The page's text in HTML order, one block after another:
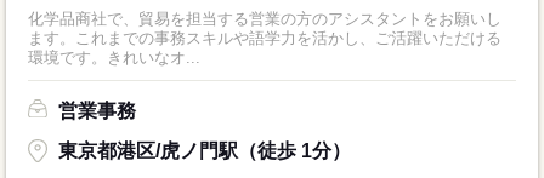
化学品商社で、貿易を担当する営業の方のアシスタントをお願いし
ます。これまでの事務スキルや語学力を活かし、ご活躍いただける
環境です。きれいなオ...
営業事務
東京都港区/虎ノ門駅（徒歩 1分）